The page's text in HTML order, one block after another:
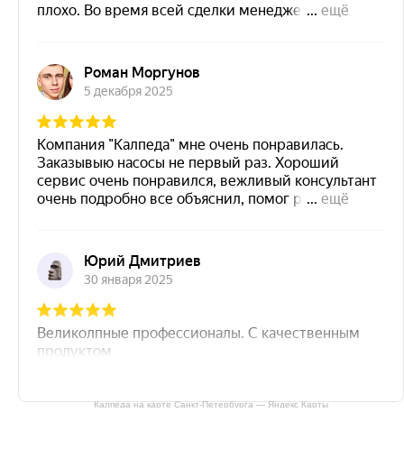
Калпеда на карте Санкт‑Петербурга — Яндекс Карты